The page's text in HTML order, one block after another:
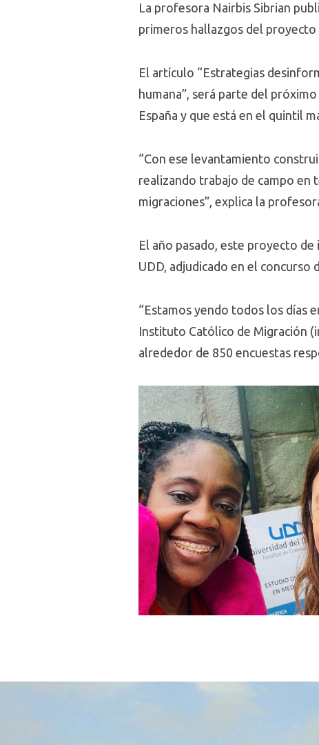
La profesora Nairbis Sibrian
primeros hallazgos del proyecto
El artículo “Estrategias
humana”, será parte del
España y que está en el quintil
“Con ese levantamiento
realizando trabajo de campo en
migraciones”, explica la
El año pasado, este proyecto
UDD, adjudicado en el
“Estamos yendo todos los días
Instituto Católico de Migración
alrededor de 850 encuestas